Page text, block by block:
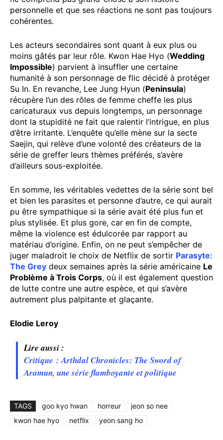
personnelle et que ses réactions ne sont pas toujours
cohérentes.
Les acteurs secondaires sont quant à eux plus ou
moins gâtés par leur rôle. Kwon Hae Hyo (Wedding
Impossible) parvient à insuffler une certaine
humanité à son personnage de flic décidé à protéger
Su In. En revanche, Lee Jung Hyun (Peninsula)
récupère l’un des rôles de femme cheffe les plus
caricaturaux vus depuis longtemps, un personnage
dont la stupidité ne fait que ralentir l’intrigue, en plus
d’être irritante. L’enquête qu’elle mène sur la secte
Saejin, qui relève d’une volonté des créateurs de la
série de greffer leurs thèmes préférés, s’avère
d’ailleurs sous-exploitée.
En somme, les véritables vedettes de la série sont bel
et bien les parasites et personne d’autre, ce qui aurait
pu être sympathique si la série avait été plus fun et
plus stylisée. Et plus gore, car en fin de compte,
même la violence est édulcorée par rapport au
matériau d’origine. Enfin, on ne peut s’empêcher de
juger maladroit le choix de Netflix de sortir Parasyte:
The Grey deux semaines après la série américaine Le
Problème à Trois Corps, où il est également question
de lutte contre une autre espèce, et qui s’avère
autrement plus palpitante et glaçante.
Elodie Leroy
Lire aussi :
Critique : Arthdal Chronicles: The Sword of
Aramun, une série flamboyante et politique
TAGS goo kyo hwan horreur
jeon so nee
kwon hae hyo
netflix yeon sang ho